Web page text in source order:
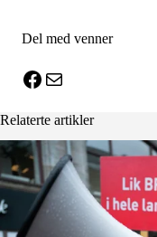
Del med venner
X
Facebook
E-post
Relaterte artikler